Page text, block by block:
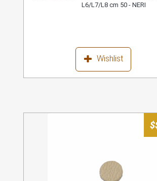
L6/L7/L8 cm 50 - NERI
Wishlist